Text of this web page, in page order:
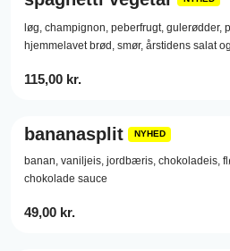
løg, champignon, peberfrugt, gulerødder,
hjemmelavet brød, smør, årstidens salat
115,00 kr.
bananasplit NYHED
banan, vaniljeis, jordbæris, chokoladeis,
chokolade sauce
49,00 kr.